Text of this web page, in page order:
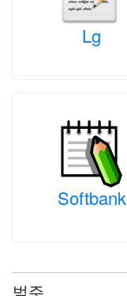
Lg
Softbank
범주